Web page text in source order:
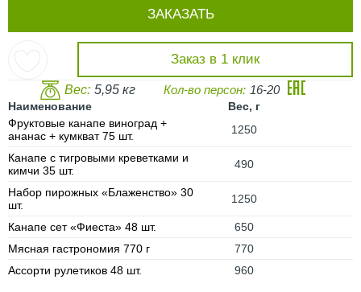
Заказ в 1 клик
ЗАКАЗАТЬ
Вес: 5,95 кг Кол-во персон: 16-20
Наименование
Вес, г
Фруктовые канапе виноград +
ананас + кумкват 75 шт.
1250
Канапе с тигровыми креветками и
кимчи 35 шт.
490
Набор пирожных «Блаженство» 30
шт.
1250
Канапе сет «Фиеста» 48 шт.
650
Мясная гастрономия 770 г
770
Ассорти рулетиков 48 шт.
960